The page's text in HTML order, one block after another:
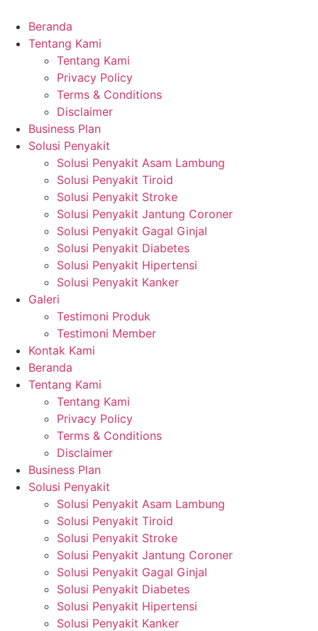
Beranda
Tentang Kami
Tentang Kami
Privacy Policy
Terms & Conditions
Disclaimer
Business Plan
Solusi Penyakit
Solusi Penyakit Asam Lambung
Solusi Penyakit Tiroid
Solusi Penyakit Stroke
Solusi Penyakit Jantung Coroner
Solusi Penyakit Gagal Ginjal
Solusi Penyakit Diabetes
Solusi Penyakit Hipertensi
Solusi Penyakit Kanker
Galeri
Testimoni Produk
Testimoni Member
Kontak Kami
Beranda
Tentang Kami
Tentang Kami
Privacy Policy
Terms & Conditions
Disclaimer
Business Plan
Solusi Penyakit
Solusi Penyakit Asam Lambung
Solusi Penyakit Tiroid
Solusi Penyakit Stroke
Solusi Penyakit Jantung Coroner
Solusi Penyakit Gagal Ginjal
Solusi Penyakit Diabetes
Solusi Penyakit Hipertensi
Solusi Penyakit Kanker